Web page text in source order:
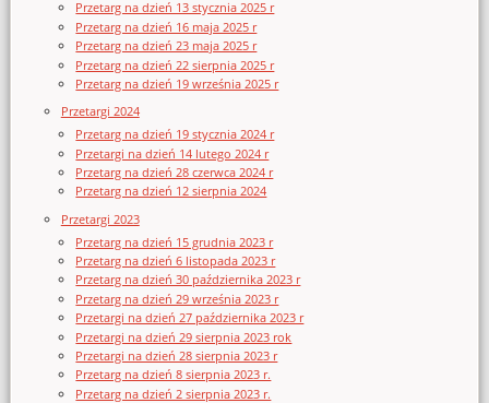
Przetarg na dzień 13 stycznia 2025 r
Przetarg na dzień 16 maja 2025 r
Przetarg na dzień 23 maja 2025 r
Przetarg na dzień 22 sierpnia 2025 r
Przetarg na dzień 19 września 2025 r
Przetargi 2024
Przetarg na dzień 19 stycznia 2024 r
Przetargi na dzień 14 lutego 2024 r
Przetarg na dzień 28 czerwca 2024 r
Przetarg na dzień 12 sierpnia 2024
Przetargi 2023
Przetarg na dzień 15 grudnia 2023 r
Przetarg na dzień 6 listopada 2023 r
Przetarg na dzień 30 października 2023 r
Przetarg na dzień 29 września 2023 r
Przetargi na dzień 27 października 2023 r
Przetargi na dzień 29 sierpnia 2023 rok
Przetargi na dzień 28 sierpnia 2023 r
Przetarg na dzień 8 sierpnia 2023 r.
Przetarg na dzień 2 sierpnia 2023 r.